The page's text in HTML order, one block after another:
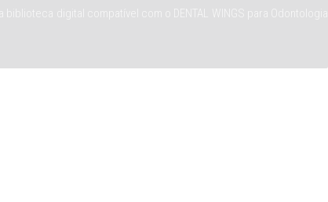
digital compatível com o DENTAL WINGS para Odontologia